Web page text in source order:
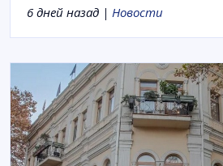
6 дней назад | Новости